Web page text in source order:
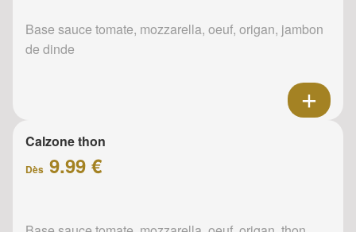
Base sauce tomate, mozzarella, oeuf, origan, jambon
de dinde
Calzone thon
Dès 9.99 €